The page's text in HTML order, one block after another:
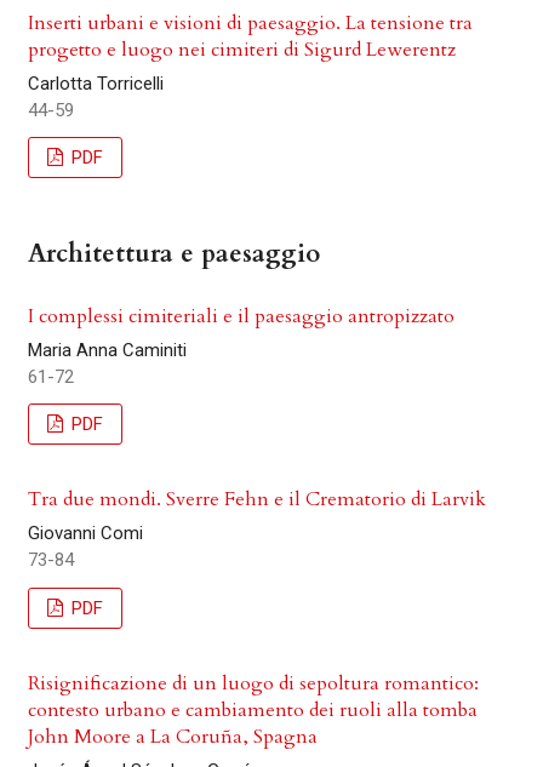
Inserti urbani e visioni di paesaggio. La tensione tra
progetto e luogo nei cimiteri di Sigurd Lewerentz
Carlotta Torricelli
44-59
PDF
Architettura e paesaggio
I complessi cimiteriali e il paesaggio antropizzato
Maria Anna Caminiti
61-72
PDF
Tra due mondi. Sverre Fehn e il Crematorio di Larvik
Giovanni Comi
73-84
PDF
Risignificazione di un luogo di sepoltura romantico:
contesto urbano e cambiamento dei ruoli alla tomba
John Moore a La Coruña, Spagna